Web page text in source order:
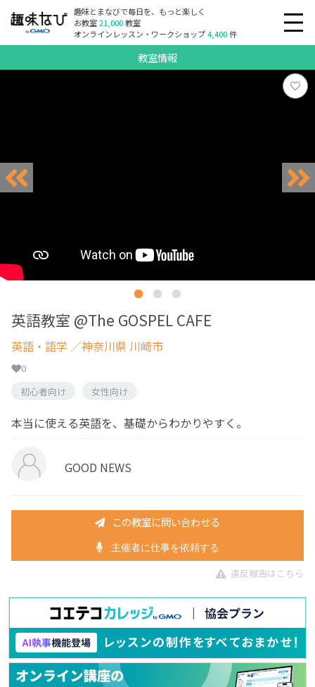
趣味とまなびで毎日を、もっと楽しく
お教室21,000教室
オンラインレッスン・ワークショップ4,400件
教室情報
英語教室 @The GOSPEL CAFE
英語・語学 ／神奈川県 川崎市
0
初心者向け
女性向け
本当に使える英語を、基礎からわかりやすく。
GOOD NEWS
この教室に問い合わせる
主催者に仕事を依頼する
違反報告はこちら